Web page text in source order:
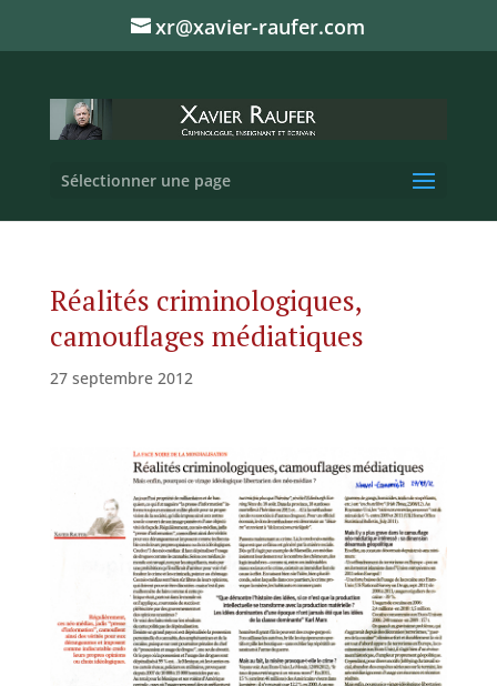
xr@xavier-raufer.com
Sélectionner une page
Réalités criminologiques,
camouflages médiatiques
27 septembre 2012